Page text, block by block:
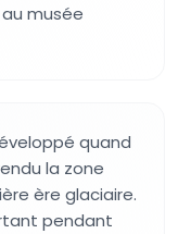
musée
quand
la zone
ère glaciaire.
pendant